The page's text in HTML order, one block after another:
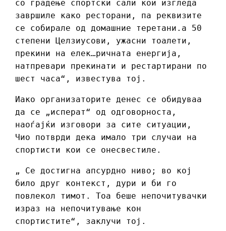
со градење спортски сали кои изгледа
завршиле како ресторани, па реквизите
се собирале од домашние теретани.а 50
степени Целзиусови, ужасни тоалети,
прекини на елек…ричната енергија,
натпревари прекинати и рестартирани по
шест часа“, известува тој.
Иако организаторите денес се обидуваа
да се „исперат“ од одговорноста,
наоѓајќи изговори за сите ситуации,
Чио потврди дека имало три случаи на
спортисти кои се онесвестиле.
„ Се достигна апсурдно ниво; во кој
било друг контекст, дури и би го
повлекол тимот. Тоа беше непочитувачки
израз на непочитување кон
спортистите“, заклучи тој.